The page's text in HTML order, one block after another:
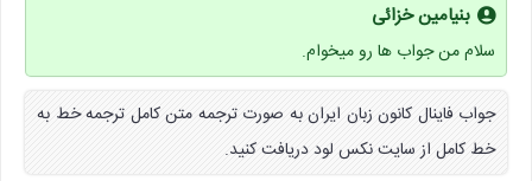
بنیامین خزائی
سلام من جواب ها رو میخوام.
جواب فاینال کانون زبان ایران به صورت ترجمه متن کامل ترجمه خط به
خط کامل از سایت نکس لود دریافت کنید.